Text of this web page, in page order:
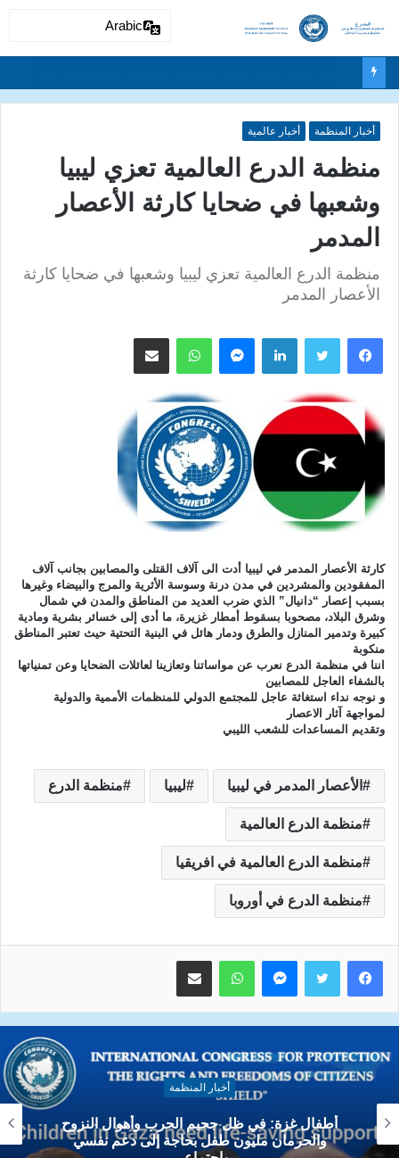
أخبار المنظمة أخبار عالمية
منظمة الدرع العالمية تعزي ليبيا
وشعبها في ضحايا كارثة الأعصار
المدمر
منظمة الدرع العالمية تعزي ليبيا وشعبها في ضحايا كارثة
الأعصار المدمر
لينكدإن ماسنجر واتساب مشاركة عبر البريد
كارثة الأعصار المدمر في ليبيا أدت الى آلاف القتلى والمصابين بجانب آلاف
المفقودين والمشردين في مدن درنة وسوسة الأثرية والمرج والبيضاء وغيرها
بسبب إعصار “دانيال” الذي ضرب العديد من المناطق والمدن في شمال
وشرق البلاد، مصحوبا بسقوط أمطار غزيرة، ما أدى إلى خسائر بشرية ومادية
كبيرة وتدمير المنازل والطرق ودمار هائل في البنية التحتية حيث تعتبر المناطق
منكوبة
اننا في منظمة الدرع نعرب عن مواساتنا وتعازينا لعائلات الضحايا وعن تمنياتها
بالشفاء العاجل للمصابين
و نوجه نداء استغاثة عاجل للمجتمع الدولي للمنظمات الأممية والدولية
لمواجهة آثار الاعصار
وتقديم المساعدات للشعب الليبي
الأعصار المدمر في ليبيا ليبيا منظمة الدرع
منظمة الدرع العالمية
منظمة الدرع العالمية في افريقيا
منظمة الدرع في أوروبا
ماسنجر واتساب مشاركة عبر البريد
أخبار المنظمة
الصحفيون ومعركة الوعي في زمن الأزمات
والفوضى الإعلامية
Arabic